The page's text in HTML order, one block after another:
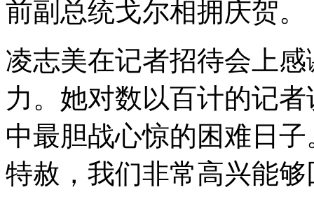
前副总统戈尔相拥庆贺。
凌志美在记者招待会上
力。她对数以百计的记
中最胆战心惊的困难日
特赦，我们非常高兴能够